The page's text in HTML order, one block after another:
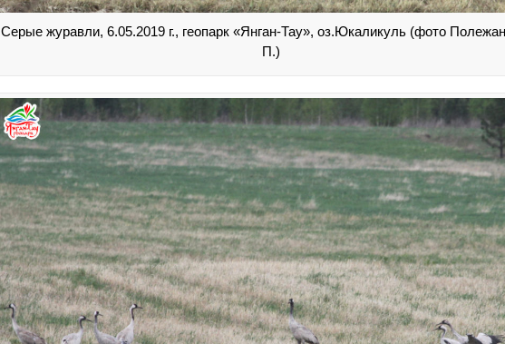
Серые журавли, 6.05.2019 г., геопарк «Янган-Тау», оз.Юкаликуль (фото
П.)